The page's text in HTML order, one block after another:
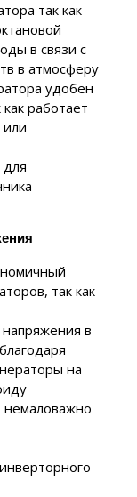
так как
в связи с
в атмосферу
удобен
работает
так как
в
на
немаловажно